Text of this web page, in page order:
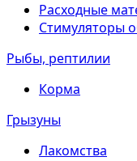
Расходные
Стимуляторы
Рыбы, рептилии
Корма
Грызуны
Лакомства